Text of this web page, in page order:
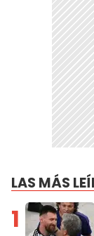
LAS MÁS
1